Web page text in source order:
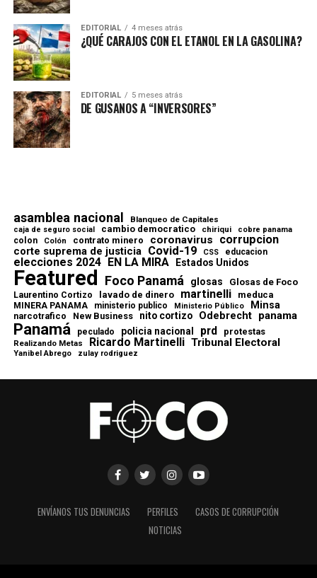
EDITORIAL 4 meses atrás
¿QUÉ CARAJOS CON EL ETANOL EN LA GASOLINA?
EDITORIAL 5 meses atrás
DE GUSANOS A “INVERSORES”
asamblea nacional Blanqueo de Capitales
caja de seguro social cambio democratico chiriqui cobre panama
colon Colón contrato minero coronavirus corrupcion
corte suprema de justicia Covid-19 CSS educacion
elecciones 2024 EN LA MIRA Estados Unidos
Featured Foco Panamá glosas Glosas de Foco
Laurentino Cortizo lavado de dinero martinelli meduca
MINERA PANAMA ministerio publico Ministerio Público Minsa
narcotrafico New Business nito cortizo Odebrecht panama
Panamá peculado policia nacional prd protestas
Realizando Metas Ricardo Martinelli Tribunal Electoral
Yanibel Abrego zulay rodriguez
ENVÍANOS TUS DENUNCIAS PERFILES
CASOS DE CORRUPCIÓN
NOTICIAS